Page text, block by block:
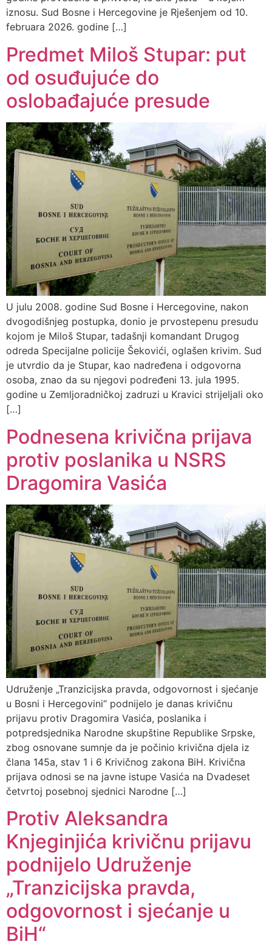
iznosu. Sud Bosne i Hercegovine je Rješenjem od 10.
februara 2026. godine […]
Predmet Miloš Stupar: put
od osuđujuće do
oslobađajuće presude
U julu 2008. godine Sud Bosne i Hercegovine, nakon
dvogodišnjeg postupka, donio je prvostepenu presudu
kojom je Miloš Stupar, tadašnji komandant Drugog
odreda Specijalne policije Šekovići, oglašen krivim. Sud
je utvrdio da je Stupar, kao nadređena i odgovorna
osoba, znao da su njegovi podređeni 13. jula 1995.
godine u Zemljoradničkoj zadruzi u Kravici strijeljali oko
[…]
Podnesena krivična prijava
protiv poslanika u NSRS
Dragomira Vasića
Udruženje „Tranzicijska pravda, odgovornost i sjećanje
u Bosni i Hercegovini“ podnijelo je danas krivičnu
prijavu protiv Dragomira Vasića, poslanika i
potpredsjednika Narodne skupštine Republike Srpske,
zbog osnovane sumnje da je počinio krivična djela iz
člana 145a, stav 1 i 6 Krivičnog zakona BiH. Krivična
prijava odnosi se na javne istupe Vasića na Dvadeset
četvrtoj posebnoj sjednici Narodne […]
Protiv Aleksandra
Knjeginjića krivičnu prijavu
podnijelo Udruženje
„Tranzicijska pravda,
odgovornost i sjećanje u
BiH“